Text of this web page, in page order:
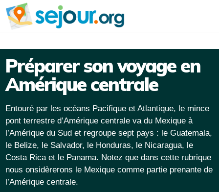
Préparer son voyage en
Amérique centrale
Entouré par les océans Pacifique et Atlantique, le mince
pont terrestre d’Amérique centrale va du Mexique à
l’Amérique du Sud et regroupe sept pays : le Guatemala,
le Belize, le Salvador, le Honduras, le Nicaragua, le
Costa Rica et le Panama. Notez que dans cette rubrique
nous onsidèrerons le Mexique comme partie prenante de
l’Amérique centrale.